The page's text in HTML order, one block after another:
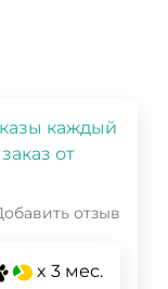
каждый
от
отзыв
x 3 мес.